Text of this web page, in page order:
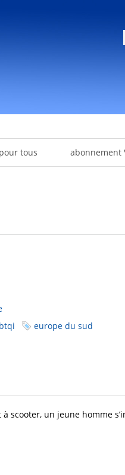
tous abonnement
europe du sud
scooter, un jeune homme